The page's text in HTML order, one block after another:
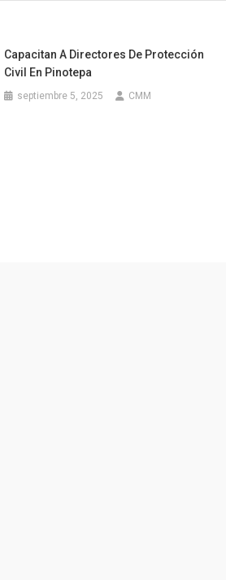
Capacitan A Directores De Protección
Civil En Pinotepa
septiembre 5, 2025 CMM